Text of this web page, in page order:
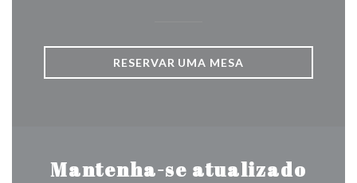
RESERVAR UMA MESA
Mantenha-se atualizado